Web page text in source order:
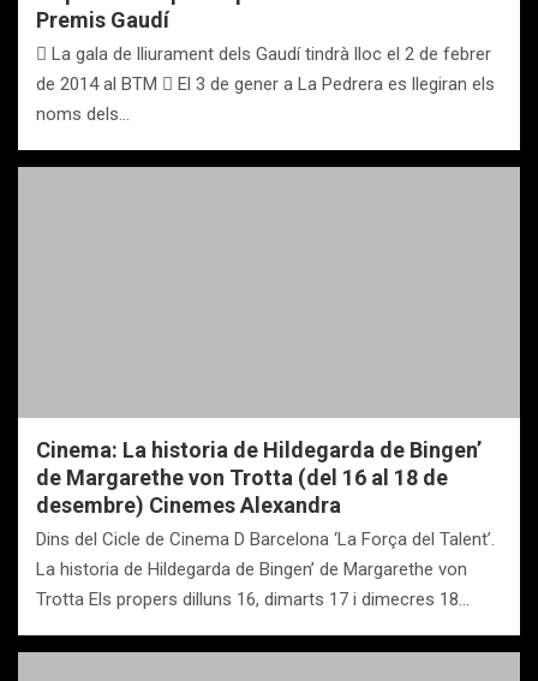
Premis Gaudí
 La gala de lliurament dels Gaudí tindrà lloc el 2 de febrer
de 2014 al BTM  El 3 de gener a La Pedrera es llegiran els
noms dels…
Cinema: La historia de Hildegarda de Bingen’
de Margarethe von Trotta (del 16 al 18 de
desembre) Cinemes Alexandra
Dins del Cicle de Cinema D Barcelona ‘La Força del Talent’.
La historia de Hildegarda de Bingen’ de Margarethe von
Trotta Els propers dilluns 16, dimarts 17 i dimecres 18…